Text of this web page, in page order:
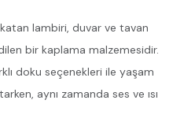
lambiri, duvar ve tavan
bir kaplama malzemesidir.
doku seçenekleri ile yaşam
aynı zamanda ses ve ısı